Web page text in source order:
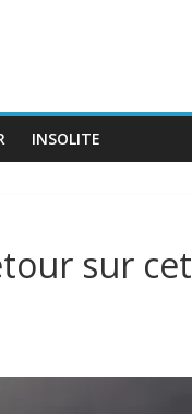
INSOLITE
sur cet